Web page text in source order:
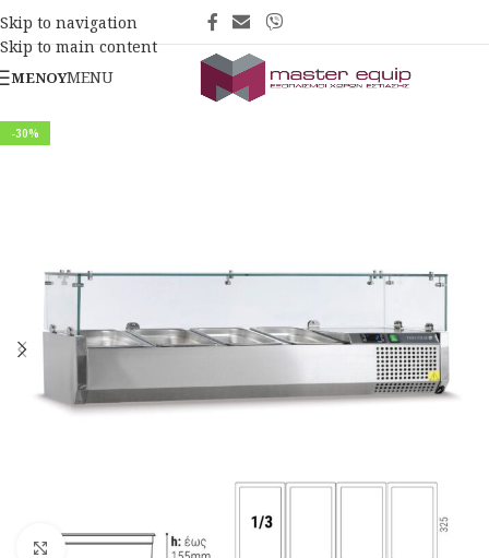
Skip to navigation
Skip to main content
ΜΕΝΟΎMENU
-30%
Κλικ για μεγέθυνση